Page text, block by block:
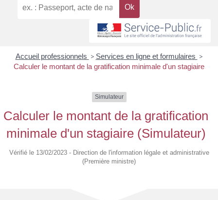
Accueil professionnels > Services en ligne et formulaires >
Calculer le montant de la gratification minimale d'un stagiaire
Simulateur
Calculer le montant de la gratification
minimale d'un stagiaire (Simulateur)
Vérifié le 13/02/2023 - Direction de l'information légale et administrative
(Première ministre)